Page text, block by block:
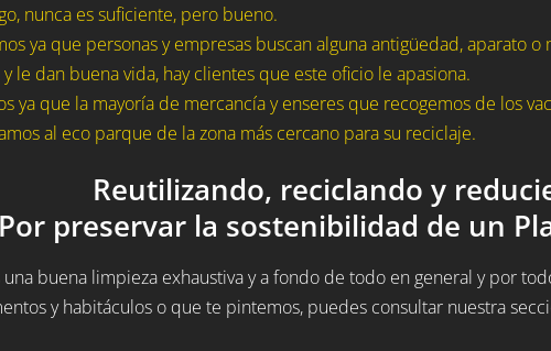
nunca es suficiente, pero bueno.
ya que personas y empresas buscan alguna antigüedad, aparato
le dan buena vida, hay clientes que este oficio le apasiona.
ya que la mayoría de mercancía y enseres que recogemos de los
al eco parque de la zona más cercano para su reciclaje.
Reutilizando, reciclando y
Por preservar la sostenibilidad de un
una buena limpieza exhaustiva y a fondo de todo en general y por
y habitáculos o que te pintemos, puedes consultar nuestra